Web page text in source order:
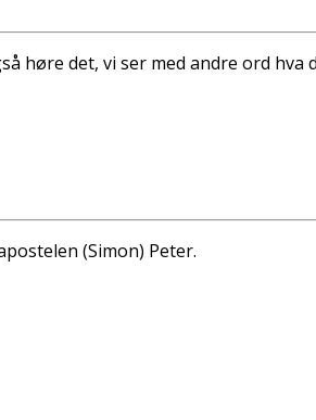
høre det, vi ser med andre ord
(Simon) Peter.